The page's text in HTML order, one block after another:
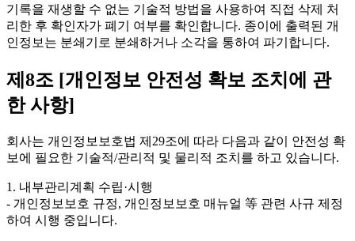
기록을 재생할 수 없는 기술적 방법을 사용하여 직접 삭제 처
리한 후 확인자가 폐기 여부를 확인합니다. 종이에 출력된 개
인정보는 분쇄기로 분쇄하거나 소각을 통하여 파기합니다.
제8조 [개인정보 안전성 확보 조치에 관
한 사항]
회사는 개인정보보호법 제29조에 따라 다음과 같이 안전성 확
보에 필요한 기술적/관리적 및 물리적 조치를 하고 있습니다.
1. 내부관리계획 수립·시행
- 개인정보보호 규정, 개인정보보호 매뉴얼 等 관련 사규 제정
하여 시행 중입니다.